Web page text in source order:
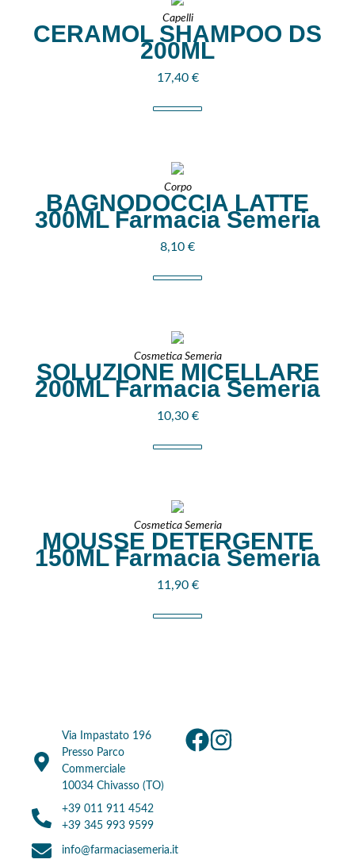
Capelli
CERAMOL SHAMPOO DS
200ML
17,40 €
Corpo
BAGNODOCCIA LATTE
300ML Farmacia Semeria
8,10 €
Cosmetica Semeria
SOLUZIONE MICELLARE
200ML Farmacia Semeria
10,30 €
Cosmetica Semeria
MOUSSE DETERGENTE
150ML Farmacia Semeria
11,90 €
Via Impastato 196
Presso Parco
Commerciale
10034 Chivasso (TO)
+39 011 911 4542
+39 345 993 9599
info@farmaciasemeria.it